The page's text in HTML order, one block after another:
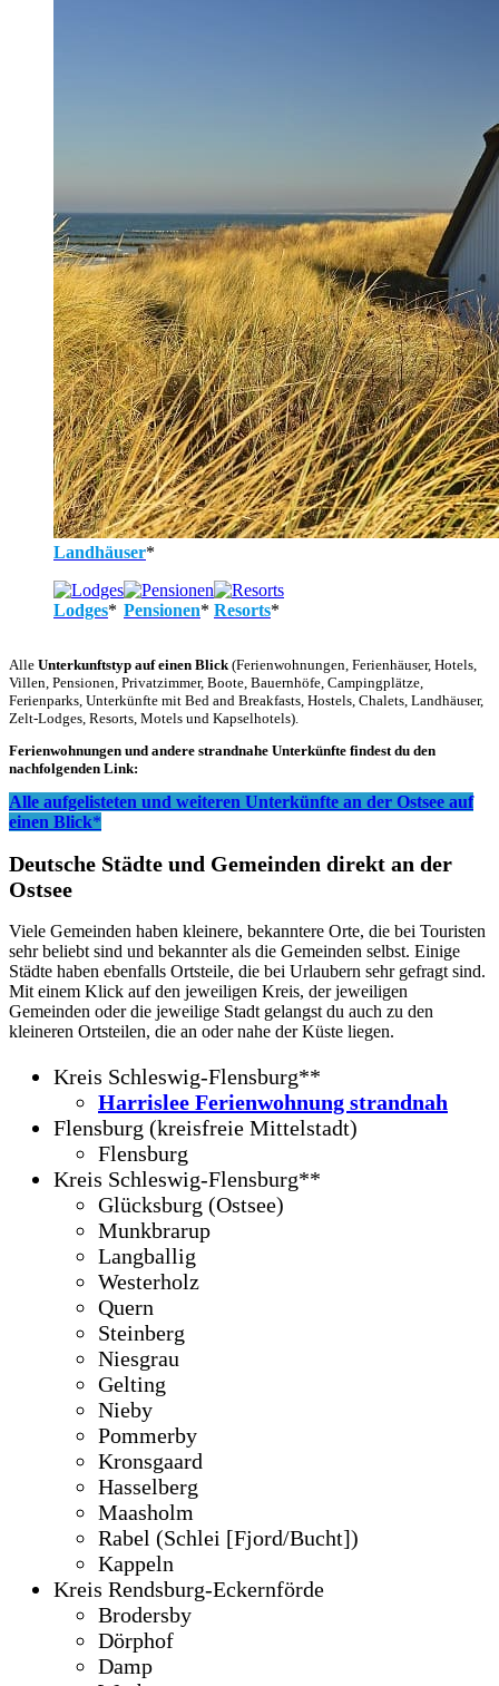
Landhäuser*
Lodges* Pensionen* Resorts*
Alle Unterkunftstyp auf einen Blick(Ferienwohnungen, Ferienhäuser, Hotels,
Villen, Pensionen, Privatzimmer, Boote, Bauernhöfe, Campingplätze,
Ferienparks, Unterkünfte mit Bed and Breakfasts, Hostels, Chalets, Landhäuser,
Zelt-Lodges, Resorts, Motels und Kapselhotels).
Ferienwohnungen und andere strandnahe Unterkünfte findest du den
nachfolgenden Link:
Alle aufgelisteten und weiteren Unterkünfte an der Ostsee auf
einen Blick*
Deutsche Städte und Gemeinden direkt an der
Ostsee
Viele Gemeinden haben kleinere, bekanntere Orte, die bei Touristen
sehr beliebt sind und bekannter als die Gemeinden selbst. Einige
Städte haben ebenfalls Ortsteile, die bei Urlaubern sehr gefragt sind.
Mit einem Klick auf den jeweiligen Kreis, der jeweiligen
Gemeinden oder die jeweilige Stadt gelangst du auch zu den
kleineren Ortsteilen, die an oder nahe der Küste liegen.
Kreis Schleswig-Flensburg**
Harrislee Ferienwohnung strandnah
Flensburg (kreisfreie Mittelstadt)
Flensburg
Kreis Schleswig-Flensburg**
Glücksburg (Ostsee)
Munkbrarup
Langballig
Westerholz
Quern
Steinberg
Niesgrau
Gelting
Nieby
Pommerby
Kronsgaard
Hasselberg
Maasholm
Rabel (Schlei [Fjord/Bucht])
Kappeln
Kreis Rendsburg-Eckernförde
Brodersby
Dörphof
Damp